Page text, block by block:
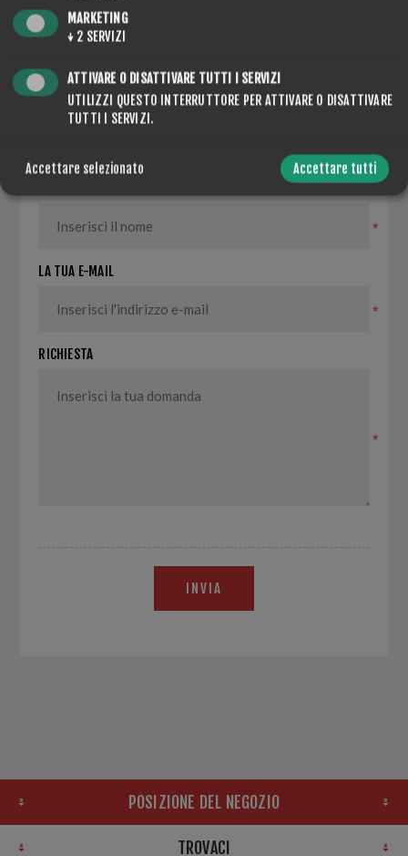
CONTACT US
*
LA TUA E-MAIL
*
RICHIESTA
*
INVIA
POSIZIONE DEL NEGOZIO
TROVACI
MARKETING
↓ 2 SERVIZI
ATTIVARE O DISATTIVARE TUTTI I SERVIZI
UTILIZZI QUESTO INTERRUTTORE PER ATTIVARE O DISATTIVARE
TUTTI I SERVIZI.
Accettare selezionato Accettare tutti